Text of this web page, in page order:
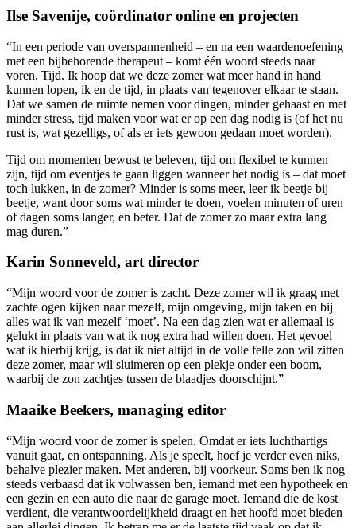
Ilse Savenije, coördinator online en projecten
“In een periode van overspannenheid – en na een waardenoefening
met een bijbehorende therapeut – komt één woord steeds naar
voren. Tijd. Ik hoop dat we deze zomer wat meer hand in hand
kunnen lopen, ik en de tijd, in plaats van tegenover elkaar te staan.
Dat we samen de ruimte nemen voor dingen, minder gehaast en met
minder stress, tijd maken voor wat er op een dag nodig is (of het nu
rust is, wat gezelligs, of als er iets gewoon gedaan moet worden).
Tijd om momenten bewust te beleven, tijd om flexibel te kunnen
zijn, tijd om eventjes te gaan liggen wanneer het nodig is – dat moet
toch lukken, in de zomer? Minder is soms meer, leer ik beetje bij
beetje, want door soms wat minder te doen, voelen minuten of uren
of dagen soms langer, en beter. Dat de zomer zo maar extra lang
mag duren.”
Karin Sonneveld, art director
“Mijn woord voor de zomer is zacht. Deze zomer wil ik graag met
zachte ogen kijken naar mezelf, mijn omgeving, mijn taken en bij
alles wat ik van mezelf ‘moet’. Na een dag zien wat er allemaal is
gelukt in plaats van wat ik nog extra had willen doen. Het gevoel
wat ik hierbij krijg, is dat ik niet altijd in de volle felle zon wil zitten
deze zomer, maar wil sluimeren op een plekje onder een boom,
waarbij de zon zachtjes tussen de blaadjes doorschijnt.”
Maaike Beekers, managing editor
“Mijn woord voor de zomer is spelen. Omdat er iets luchthartigs
vanuit gaat, en ontspanning. Als je speelt, hoef je verder even niks,
behalve plezier maken. Met anderen, bij voorkeur. Soms ben ik nog
steeds verbaasd dat ik volwassen ben, iemand met een hypotheek en
een gezin en een auto die naar de garage moet. Iemand die de kost
verdient, die verantwoordelijkheid draagt en het hoofd moet bieden